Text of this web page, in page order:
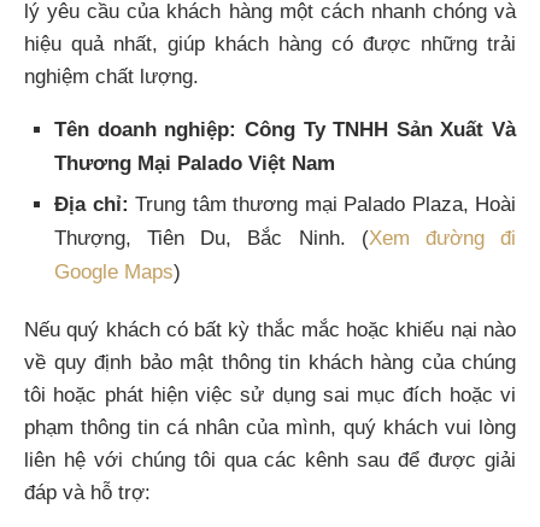
lý yêu cầu của khách hàng một cách nhanh chóng và
hiệu quả nhất, giúp khách hàng có được những trải
nghiệm chất lượng.
Tên doanh nghiệp: Công Ty TNHH Sản Xuất Và
Thương Mại Palado Việt Nam
Địa chỉ: Trung tâm thương mại Palado Plaza, Hoài
Thượng, Tiên Du, Bắc Ninh. (Xem đường đi
Google Maps)
Nếu quý khách có bất kỳ thắc mắc hoặc khiếu nại nào
về quy định bảo mật thông tin khách hàng của chúng
tôi hoặc phát hiện việc sử dụng sai mục đích hoặc vi
phạm thông tin cá nhân của mình, quý khách vui lòng
liên hệ với chúng tôi qua các kênh sau để được giải
đáp và hỗ trợ: